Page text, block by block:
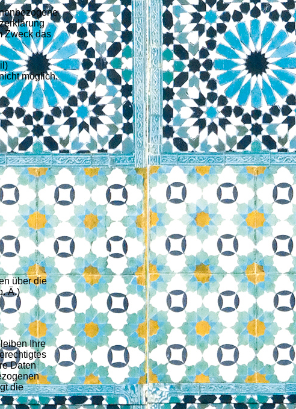
Zweck das
möglich.
über die
Ä.)
Ihre
Daten
die